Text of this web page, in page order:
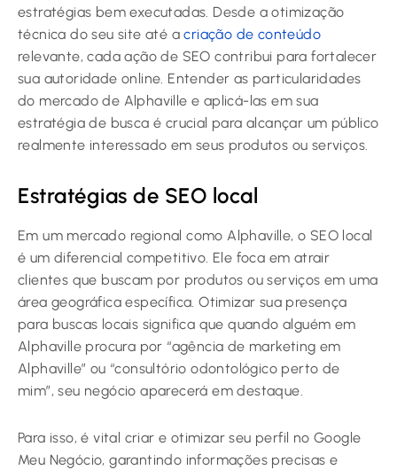
estratégias bem executadas. Desde a otimização
técnica do seu site até acriação de conteúdo
relevante, cada ação de SEO contribui para fortalecer
sua autoridade online. Entender as particularidades
do mercado de Alphaville e aplicá-las em sua
estratégia de busca é crucial para alcançar um público
realmente interessado em seus produtos ou serviços.
Estratégias de SEO local
Em um mercado regional como Alphaville, o SEO local
é um diferencial competitivo. Ele foca em atrair
clientes que buscam por produtos ou serviços em uma
área geográfica específica. Otimizar sua presença
para buscas locais significa que quando alguém em
Alphaville procura por “agência de marketing em
Alphaville” ou “consultório odontológico perto de
mim”, seu negócio aparecerá em destaque.
Para isso, é vital criar e otimizar seu perfil no Google
Meu Negócio, garantindo informações precisas e